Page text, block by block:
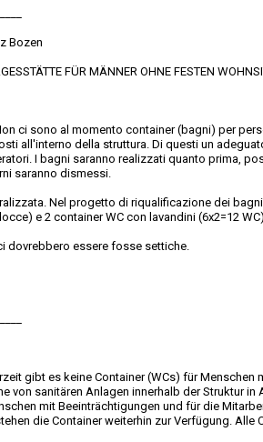
Bozen
FÜR MÄNNER OHNE FESTEN
ci sono al momento container (bagni) per
all'interno della struttura. Di questi un
I bagni saranno realizzati quanto prima,
saranno dismessi.
Nel progetto di riqualificazione dei
e 2 container WC con lavandini (6x2=12
dovrebbero essere fosse settiche.
gibt es keine Container (WCs) für
von sanitären Anlagen innerhalb der Struktur
mit Beeinträchtigungen und für die
die Container weiterhin zur Verfügung.